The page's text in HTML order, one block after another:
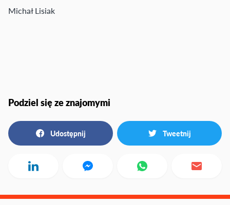
Michał Lisiak
Podziel się ze znajomymi
Udostępnij Tweetnij